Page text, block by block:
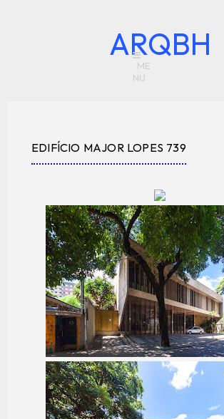
ARQBH
EDIFÍCIO MAJOR LOPES 739